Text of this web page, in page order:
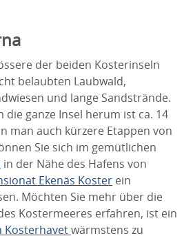
der beiden Kosterinseln
belaubten Laubwald,
und lange Sandstrände.
die ganze Insel herum ist ca. 14
man auch kürzere Etappen von
Sie sich im gemütlichen
in der Nähe des Hafens von
Ekenäs Koster ein
Möchten Sie mehr über die
Kostermeeres erfahren, ist ein
Kosterhavetwärmstens zu